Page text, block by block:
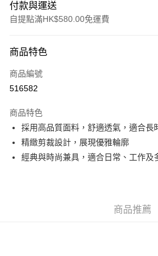
付款與運送
自提點滿HK$580.00免運費
信用卡
Apple Pay
AlipayHK
PayMe
eshop@colourmix-cosmetics.com** **我們
商品特色
商品編號
516582
商品特色
採用高品質面料，舒適透氣，適合長
精緻剪裁設計，展現優雅輪廓
經典與時尚兼具，適合日常、工作及
商品推薦